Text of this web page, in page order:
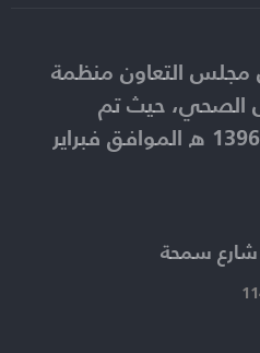
شارع سمحة​
التعاون منظمة
الصحي، حيث تم
تأسيسه في صفر عام 1396 ه الموافق فبراير